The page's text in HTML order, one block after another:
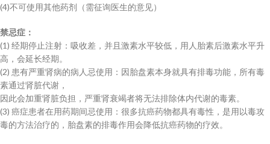
(4)不可使用其他药剂（需征询医生的意见）
禁忌症：
(1) 经期停止注射：吸收差，并且激素水平较低，用人胎素后激素水平升
高，会延长经期。
(2) 患有严重肾病的病人忌使用：因胎盘素本身就具有排毒功能，所有毒
素通过肾脏代谢，
因此会加重肾脏负担，严重肾衰竭者将无法排除体内代谢的毒素。
(3) 癌症患者在用药期间忌使用：很多抗癌药物都具有毒性，是用以毒攻
毒的方法治疗的，胎盘素的排毒作用会降低抗癌药物的疗效。